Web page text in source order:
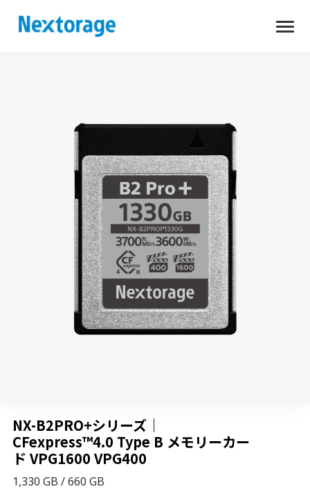
く
NX-B2PRO+シリーズ｜
CFexpress™4.0 Type B メモリーカー
ド VPG1600 VPG400
1,330 GB / 660 GB